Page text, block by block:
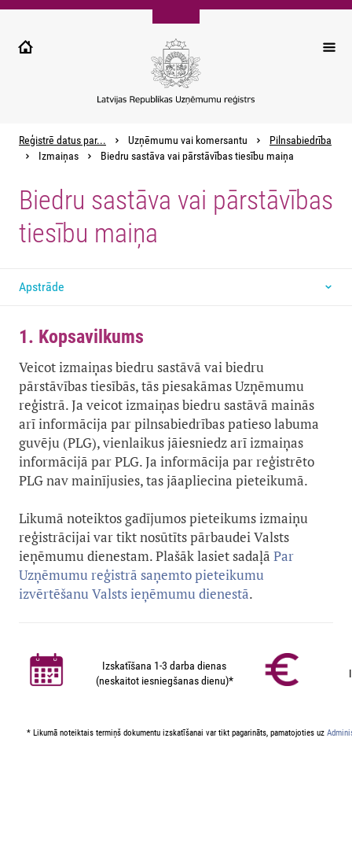
Pārlekt
galveno
Reģistrē datus par... Uzņēmumu vai komersantu
Pilnsabiedrība
Izmaiņas
Biedru sastāva vai pārstāvības tiesību maiņa
Biedru sastāva vai pārstāvības
tiesību maiņa
Apstrāde
1. Kopsavilkums
Veicot izmaiņas biedru sastāvā vai biedru
pārstāvības tiesībās, tās piesakāmas Uzņēmumu
reģistrā. Ja veicot izmaiņas biedru sastāvā mainās
arī informācija par pilnsabiedrības patieso labuma
guvēju (PLG), vienlaikus jāiesniedz arī izmaiņas
informācijā par PLG. Ja informācija par reģistrēto
PLG nav mainījusies, tas jāapliecina pieteikumā.
Likumā noteiktos gadījumos pieteikums izmaiņu
reģistrācijai var tikt nosūtīts pārbaudei Valsts
ieņēmumu dienestam. Plašāk lasiet sadaļā Par
Uzņēmumu reģistrā saņemto pieteikumu
izvērtēšanu Valsts ieņēmumu dienestā.
Izskatīšana 1-3 darba dienas
(neskaitot iesniegšanas dienu)*
* Likumā noteiktais termiņš dokumentu izskatīšanai var tikt pagarināts, pamatojoties uz